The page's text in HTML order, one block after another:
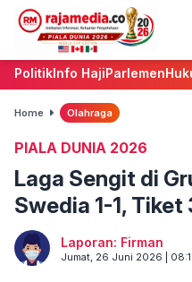
PolitikInfo HajiParlemen
Home Olahraga
PIALA DUNIA 2026
Laga Sengit di
Swedia 1-1, Tiket
Laporan: Firman
Jumat, 26 Juni 2026 |